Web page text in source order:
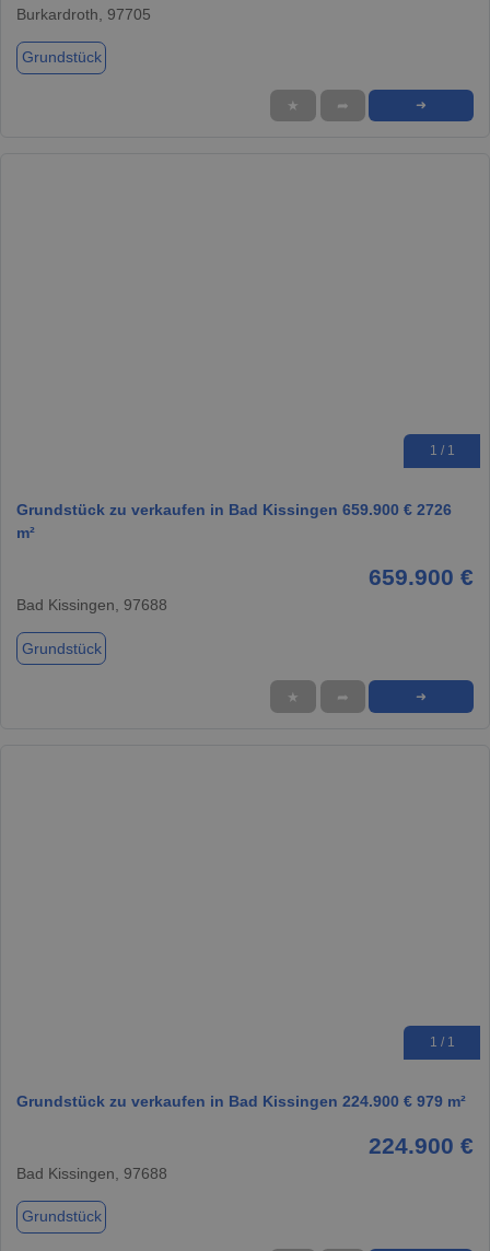
Burkardroth, 97705
Grundstück
★ ➦ ➜
1 / 1
Grundstück zu verkaufen in Bad Kissingen 659.900 € 2726
m²
659.900 €
Bad Kissingen, 97688
Grundstück
★ ➦ ➜
1 / 1
Grundstück zu verkaufen in Bad Kissingen 224.900 € 979 m²
224.900 €
Bad Kissingen, 97688
Grundstück